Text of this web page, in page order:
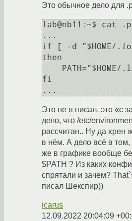
Это обычное дело для
lab@nb11:~$ cat
...
if [ -d "$HOME/
then
fi
Это не я писал, это «с
дело, что /etc/
рассчитан.. Ну да хрен
в нём. А дело всё в том,
же в графике вообще
$PATH ? Из каких
спрятали и зачем?
писал Шекспир))
icarus
12.09.2022 20:04:09